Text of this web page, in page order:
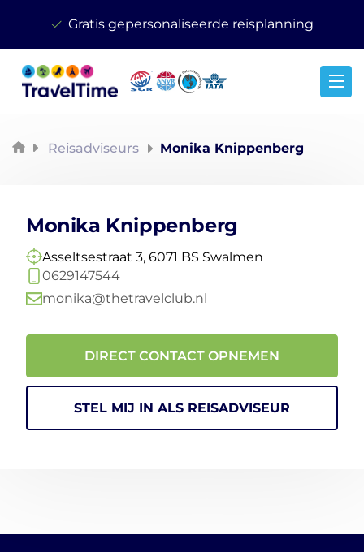
Gratis gepersonaliseerde reisplanning
Reisadviseurs Monika Knippenberg
Monika Knippenberg
Asseltsestraat 3, 6071 BS Swalmen
0629147544
monika@thetravelclub.nl
DIRECT CONTACT OPNEMEN
STEL MIJ IN ALS REISADVISEUR
Reisspecialist